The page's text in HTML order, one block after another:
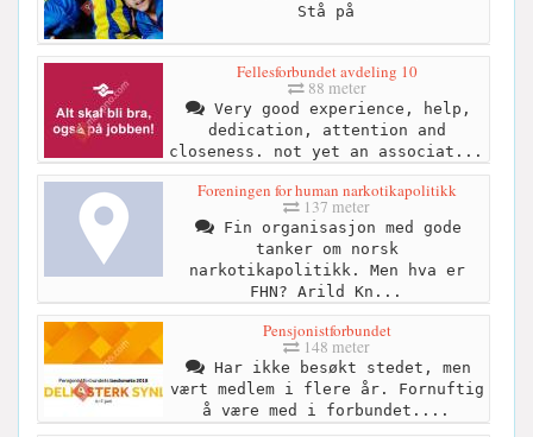
Stå på
Fellesforbundet avdeling 10
88 meter
Very good experience, help,
dedication, attention and
closeness. not yet an associat...
Foreningen for human narkotikapolitikk
137 meter
Fin organisasjon med gode
tanker om norsk
narkotikapolitikk. Men hva er
FHN? Arild Kn...
Pensjonistforbundet
148 meter
Har ikke besøkt stedet, men
vært medlem i flere år. Fornuftig
å være med i forbundet....